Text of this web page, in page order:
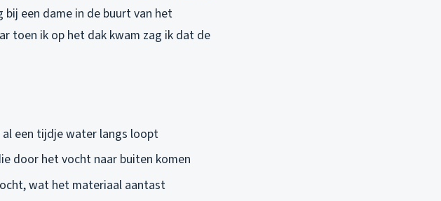
een dame in de buurt van het
toen ik op het dak kwam zag ik dat de
een tijdje water langs loopt
door het vocht naar buiten komen
wat het materiaal aantast